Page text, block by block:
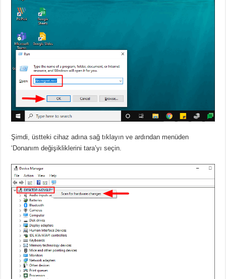
Şimdi, üstteki cihaz adına sağ tıklayın ve ardından menüden
‘Donanım değişikliklerini tara’yı seçin.